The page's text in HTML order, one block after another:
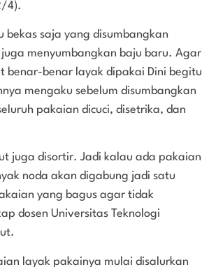
4).
bekas saja yang disumbangkan
menyumbangkan baju baru. Agar
benar-benar layak dipakai Dini begitu
mengaku sebelum disumbangkan
pakaian dicuci, disetrika, dan
juga disortir. Jadi kalau ada pakaian
noda akan digabung jadi satu
yang bagus agar tidak
dosen Universitas Teknologi
layak pakainya mulai disalurkan